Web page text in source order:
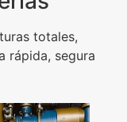
totales,
rápida, segura